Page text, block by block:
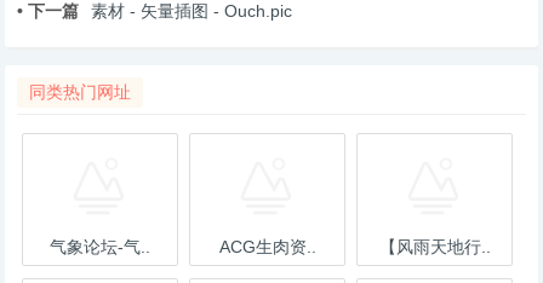
• 下一篇
素材 - 矢量插图 - Ouch.pic
同类热门网址
气象论坛-气.. ACG生肉资.. 【风雨天地行..